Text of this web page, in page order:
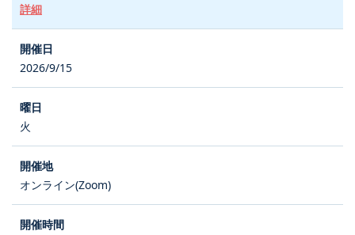
詳細
2026/9/15
火
オンライン(Zoom)